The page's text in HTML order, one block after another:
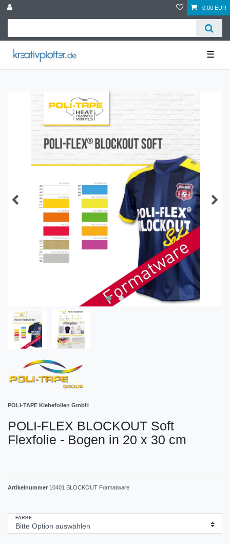
0,00 EUR
☰
POLI-TAPE Klebefolien GmbH
POLI-FLEX BLOCKOUT Soft
Flexfolie - Bogen in 20 x 30 cm
Artikelnummer 10401 BLOCKOUT Formatware
FARBE